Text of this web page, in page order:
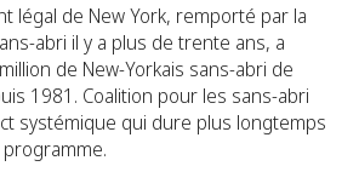
légal de New York, remporté par la
abri il y a plus de trente ans, a
de New-Yorkais sans-abri de
1981. Coalition pour les sans-abri
systémique qui dure plus longtemps